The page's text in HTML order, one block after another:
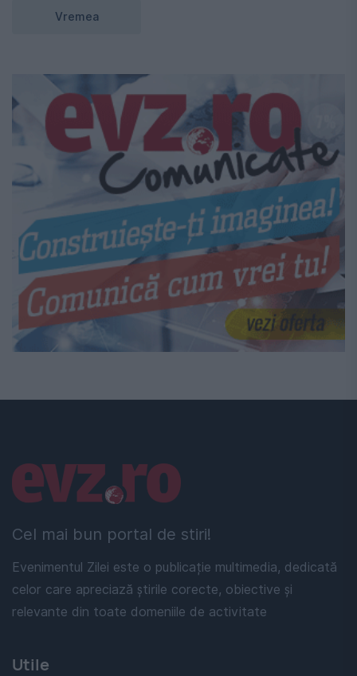
Vremea
Cel mai bun portal de stiri!
Evenimentul Zilei este o publicație multimedia, dedicată
celor care apreciază știrile corecte, obiective și
relevante din toate domeniile de activitate
Linkuri utile
Utile